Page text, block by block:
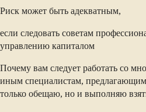
Риск может быть адекватным,
если следовать советам
управлению капиталом
Почему вам следует работать со
иным специалистам,
только обещаю, но и выполняю